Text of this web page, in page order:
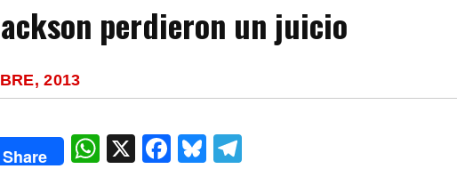
perdieron un juicio
2013
Share
W X F
B